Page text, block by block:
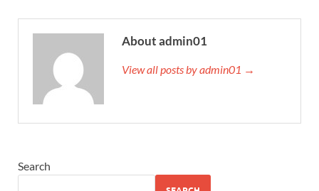
About admin01
View all posts by admin01 →
Search